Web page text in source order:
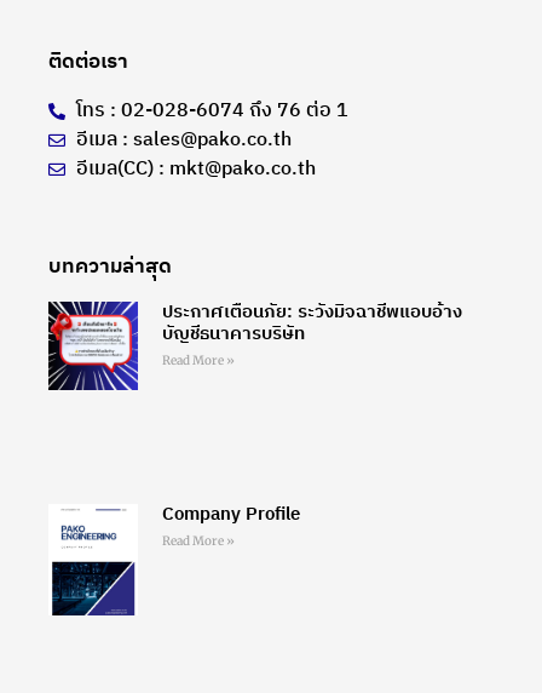
ติดต่อเรา
โทร : 02-028-6074 ถึง 76 ต่อ 1
อีเมล : sales@pako.co.th
อีเมล(CC) : mkt@pako.co.th
บทความล่าสุด
ประกาศเตือนภัย: ระวังมิจฉาชีพแอบอ้าง
บัญชีธนาคารบริษัท
Read More »
Company Profile
Read More »